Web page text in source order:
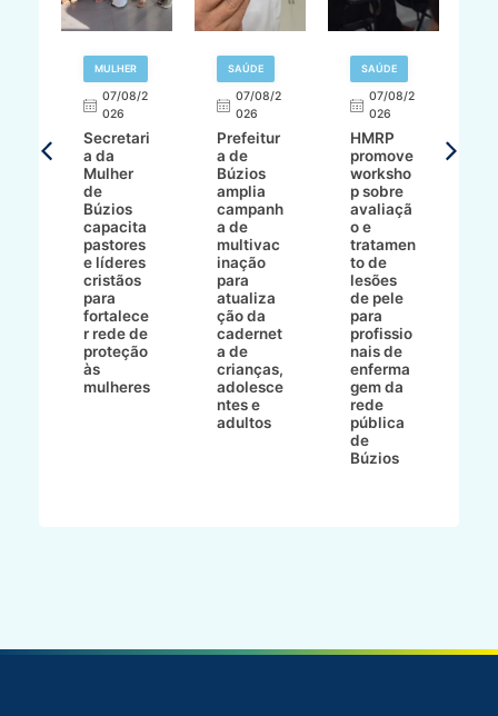
MULHER
07/08/2
026
Secretari
a da
Mulher
de
Búzios
capacita
pastores
e líderes
cristãos
para
fortalece
r rede de
proteção
às
mulheres
SAÚDE
07/08/2
026
Prefeitur
a de
Búzios
amplia
campanh
a de
multivac
inação
para
atualiza
ção da
cadernet
a de
crianças,
adolesce
ntes e
adultos
SAÚDE
07/08/2
026
HMRP
promove
worksho
p sobre
avaliaçã
o e
tratamen
to de
lesões
de pele
para
profissio
nais de
enferma
gem da
rede
pública
de
Búzios